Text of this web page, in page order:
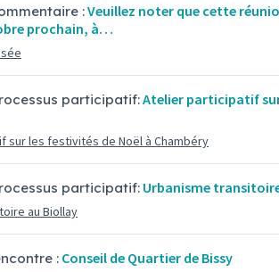
:Veuillez noter que cette
prochain, à…
participatif:Atelier participatif
sur les festivités de Noël à Chambéry
participatif: Urbanisme
au Biollay
: Conseil de Quartier de Bissy